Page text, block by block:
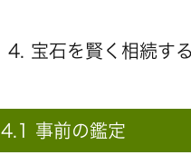
4. 宝石を賢く相続す
4.1 事前の鑑定